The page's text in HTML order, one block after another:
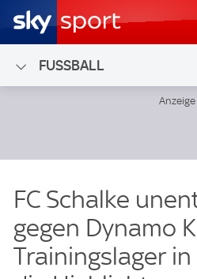
FUSSBALL
FC Schalke
gegen Dynamo
Trainingslager